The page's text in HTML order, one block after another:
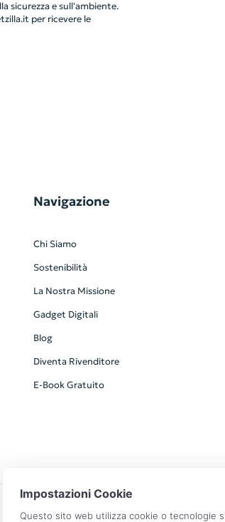
sicurezza e sull'ambiente.
per ricevere le
Navigazione
Chi Siamo
Sostenibilità
La Nostra Missione
Gadget Digitali
Blog
Diventa Rivenditore
E-Book Gratuito